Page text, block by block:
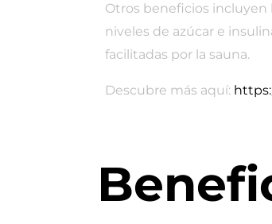
Otros beneficios incluyen
niveles de azúcar e
facilitadas por la sauna.
Descubre más aquí: